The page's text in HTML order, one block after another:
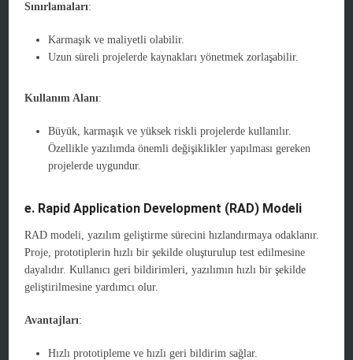
Sınırlamaları:
Karmaşık ve maliyetli olabilir.
Uzun süreli projelerde kaynakları yönetmek zorlaşabilir.
Kullanım Alanı:
Büyük, karmaşık ve yüksek riskli projelerde kullanılır.
Özellikle yazılımda önemli değişiklikler yapılması gereken
projelerde uygundur.
e. Rapid Application Development (RAD) Modeli
RAD modeli, yazılım geliştirme sürecini hızlandırmaya odaklanır.
Proje, prototiplerin hızlı bir şekilde oluşturulup test edilmesine
dayalıdır. Kullanıcı geri bildirimleri, yazılımın hızlı bir şekilde
geliştirilmesine yardımcı olur.
Avantajları:
Hızlı prototipleme ve hızlı geri bildirim sağlar.